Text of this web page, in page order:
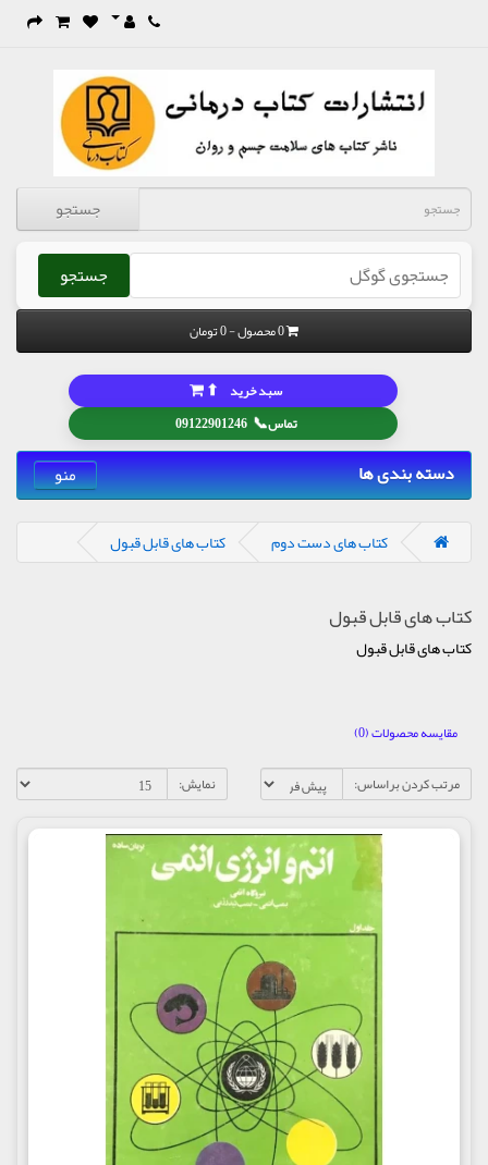
جستجو
جستجو
0 محصول - 0 تومان
تماس📞
09122901246
سبد خرید ⬆
دسته بندی ها منو
کتاب های دست دوم کتاب های قابل قبول
کتاب های قابل قبول
کتاب های قابل قبول
مقایسه محصولات (0)
مرتب کردن براساس:
نمایش: